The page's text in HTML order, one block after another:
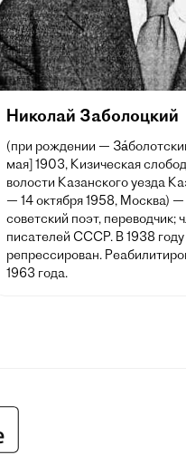
Николай Заболоцкий
(при рождении —
мая] 1903, Кизическая
волости Казанского уезда
— 14 октября 1958, Москва) —
советский поэт, переводчик;
писателей СССР. В 1938
репрессирован.
1963 года.